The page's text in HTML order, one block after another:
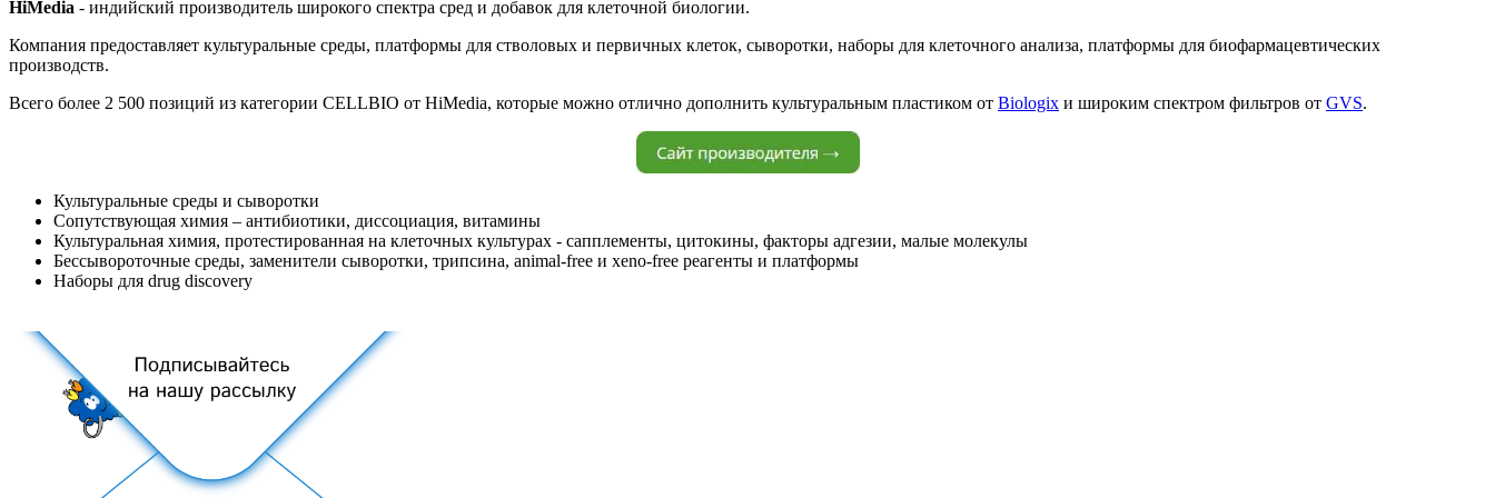
HiMedia - индийский производитель широкого спектра сред и добавок для клеточной биологии.
Компания предоставляет культуральные среды, платформы для стволовых и первичных клеток, сыворотки, наборы для клеточного анализа, платформы для биофармацевтических
производств.
Всего более 2 500 позиций из категории CELLBIO от HiMedia, которые можно отлично дополнить культуральным пластиком от Biologix и широким спектром фильтров от GVS.
Культуральные среды и сыворотки
Сопутствующая химия – антибиотики, диссоциация, витамины
Культуральная химия, протестированная на клеточных культурах - сапплементы, цитокины, факторы адгезии, малые молекулы
Бессывороточные среды, заменители сыворотки, трипсина, animal-free и xeno-free реагенты и платформы
Наборы для drug discovery